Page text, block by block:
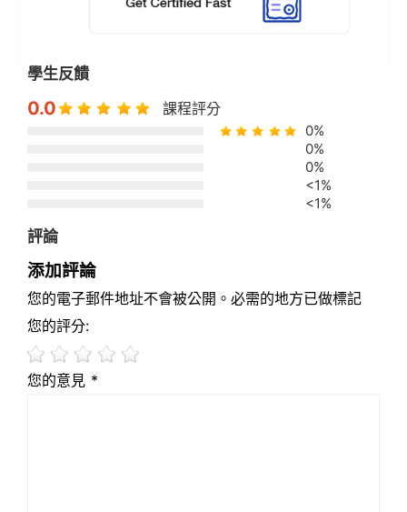
學生反饋
0.0 課程評分
0%
0%
0%
<1%
<1%
評論
添加評論
您的電子郵件地址不會被公開。必需的地方已做標記
您的評分:
您的意見 *